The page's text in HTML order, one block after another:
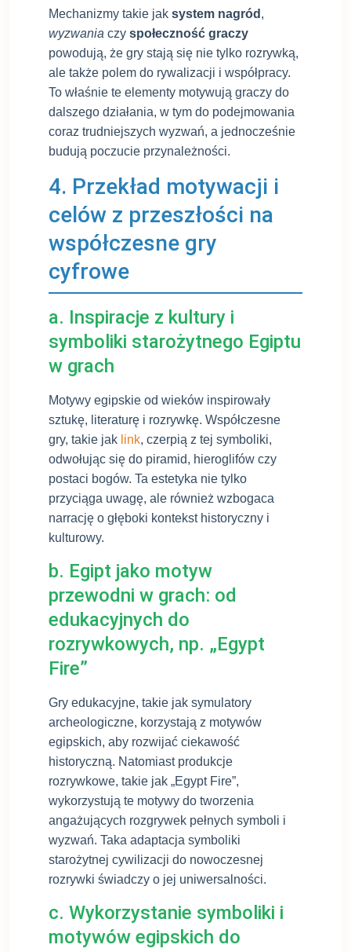
Mechanizmy takie jak system nagród ,
wyzwania czy społeczność graczy
powodują, że gry stają się nie tylko rozrywką,
ale także polem do rywalizacji i współpracy.
To właśnie te elementy motywują graczy do
dalszego działania, w tym do podejmowania
coraz trudniejszych wyzwań, a jednocześnie
budują poczucie przynależności.
4. Przekład motywacji i
celów z przeszłości na
współczesne gry
cyfrowe
a. Inspiracje z kultury i
symboliki starożytnego Egiptu
w grach
Motywy egipskie od wieków inspirowały
sztukę, literaturę i rozrywkę. Współczesne
gry, takie jak link, czerpią z tej symboliki,
odwołując się do piramid, hieroglifów czy
postaci bogów. Ta estetyka nie tylko
przyciąga uwagę, ale również wzbogaca
narrację o głęboki kontekst historyczny i
kulturowy.
b. Egipt jako motyw
przewodni w grach: od
edukacyjnych do
rozrywkowych, np. „Egypt
Fire”
Gry edukacyjne, takie jak symulatory
archeologiczne, korzystają z motywów
egipskich, aby rozwijać ciekawość
historyczną. Natomiast produkcje
rozrywkowe, takie jak „Egypt Fire”,
wykorzystują te motywy do tworzenia
angażujących rozgrywek pełnych symboli i
wyzwań. Taka adaptacja symboliki
starożytnej cywilizacji do nowoczesnej
rozrywki świadczy o jej uniwersalności.
c. Wykorzystanie symboliki i
motywów egipskich do